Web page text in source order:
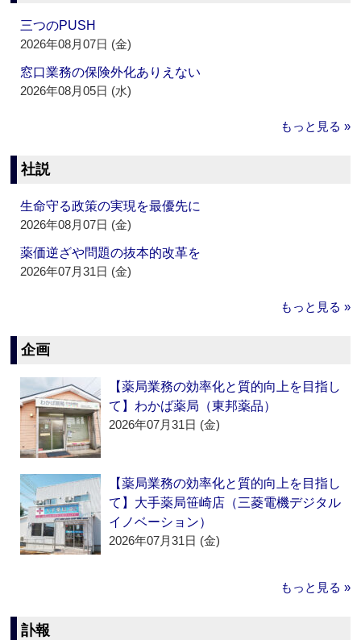
三つのPUSH
2026年08月07日 (金)
窓口業務の保険外化ありえない
2026年08月05日 (水)
もっと見る »
社説
生命守る政策の実現を最優先に
2026年08月07日 (金)
薬価逆ざや問題の抜本的改革を
2026年07月31日 (金)
もっと見る »
企画
【薬局業務の効率化と質的向上を目指し
て】わかば薬局（東邦薬品）
2026年07月31日 (金)
【薬局業務の効率化と質的向上を目指し
て】大手薬局笹崎店（三菱電機デジタル
イノベーション）
2026年07月31日 (金)
もっと見る »
訃報